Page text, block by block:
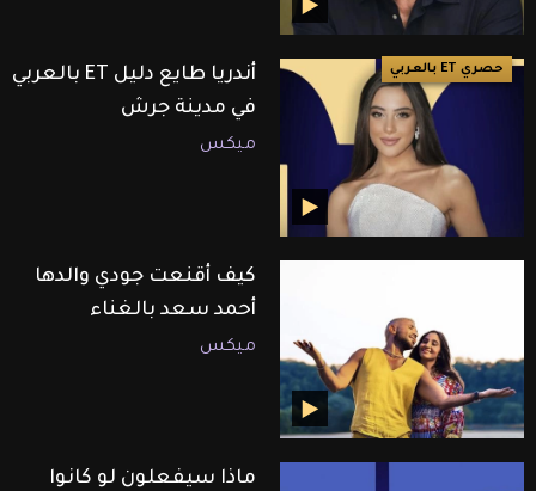
حصري ET بالعربي
أندريا طايع دليل ET بالعربي
في مدينة جرش
ميكس
كيف أقنعت جودي والدها
أحمد سعد بالغناء
ميكس
ماذا سيفعلون لو كانوا